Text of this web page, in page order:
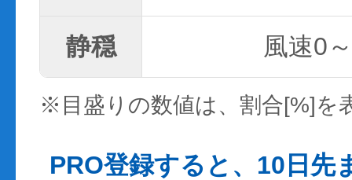
静穏 風速0
※目盛りの数値は、割合[%]を
PRO登録すると、10日先